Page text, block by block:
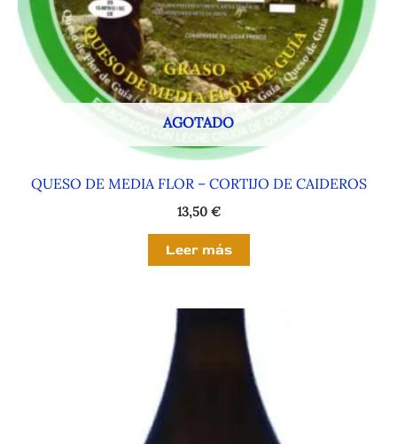
AGOTADO
QUESO DE MEDIA FLOR – CORTIJO DE CAIDEROS
13,50 €
Leer más